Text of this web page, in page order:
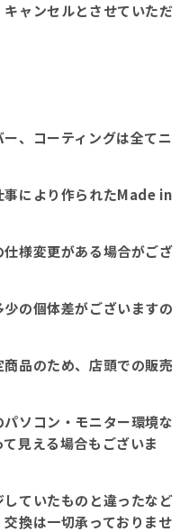
ャンセルとさせていただ
、コーティングは全てニ
により作られたMade in
様変更がある場合がござ
の個体差がございますの
品のため、店頭での販売
ソコン・モニター環境な
見える場合もございま
ていたものと違ったなど
換は一切承っておりませ